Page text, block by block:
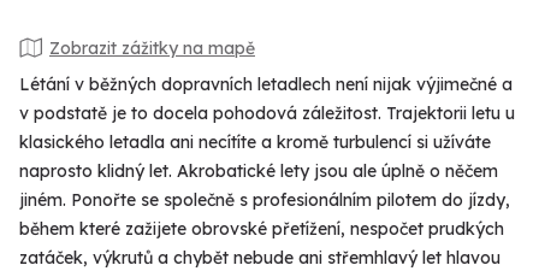
Zobrazit zážitky na mapě
Létání v běžných dopravních letadlech není nijak výjimečné a
v podstatě je to docela pohodová záležitost. Trajektorii letu u
klasického letadla ani necítíte a kromě turbulencí si užíváte
naprosto klidný let. Akrobatické lety jsou ale úplně o něčem
jiném. Ponořte se společně s profesionálním pilotem do jízdy,
během které zažijete obrovské přetížení, nespočet prudkých
zatáček, výkrutů a chybět nebude ani střemhlavý let hlavou